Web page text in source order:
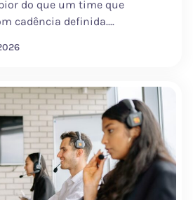
do que um time que
cadência definida....